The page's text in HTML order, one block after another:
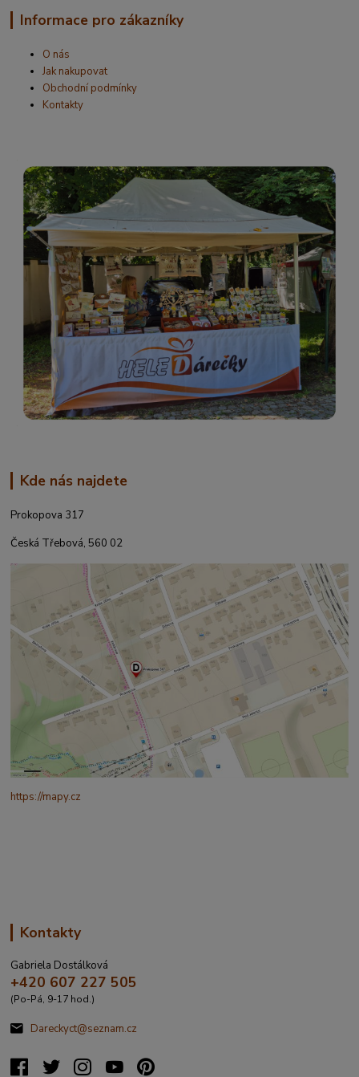
Informace pro zákazníky
O nás
Jak nakupovat
Obchodní podmínky
Kontakty
Kde nás najdete
Prokopova 317
Česká Třebová, 560 02
https://mapy.cz
Kontakty
Gabriela Dostálková
+420 607 227 505
(Po-Pá, 9-17 hod.)
Dareckyct@seznam.cz